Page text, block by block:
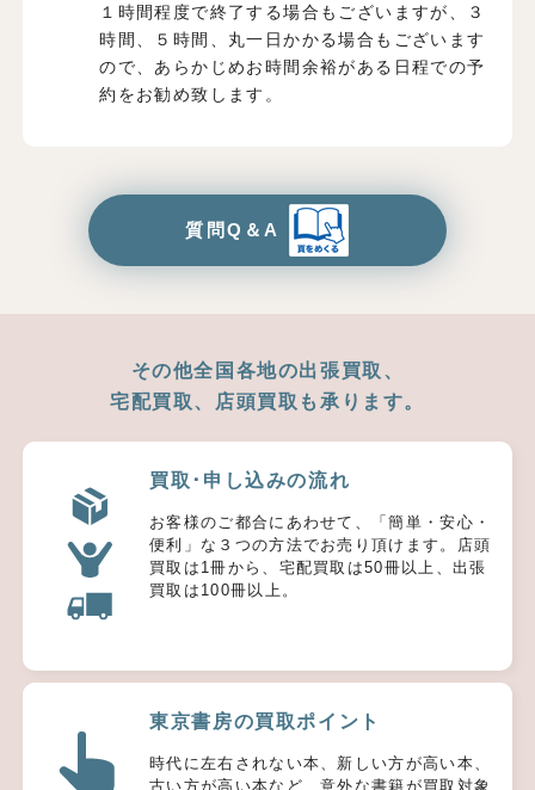
１時間程度で終了する場合もございますが、３
時間、５時間、丸一日かかる場合もございます
ので、あらかじめお時間余裕がある日程での予
約をお勧め致します。
質問Q＆A
その他全国各地の出張買取、
宅配買取、店頭買取も承ります。
買取･申し込みの流れ
お客様のご都合にあわせて、「簡単・安心・
便利」な３つの方法でお売り頂けます。店頭
買取は1冊から、宅配買取は50冊以上、出張
買取は100冊以上。
東京書房の買取ポイント
時代に左右されない本、新しい方が高い本、
古い方が高い本など、意外な書籍が買取対象